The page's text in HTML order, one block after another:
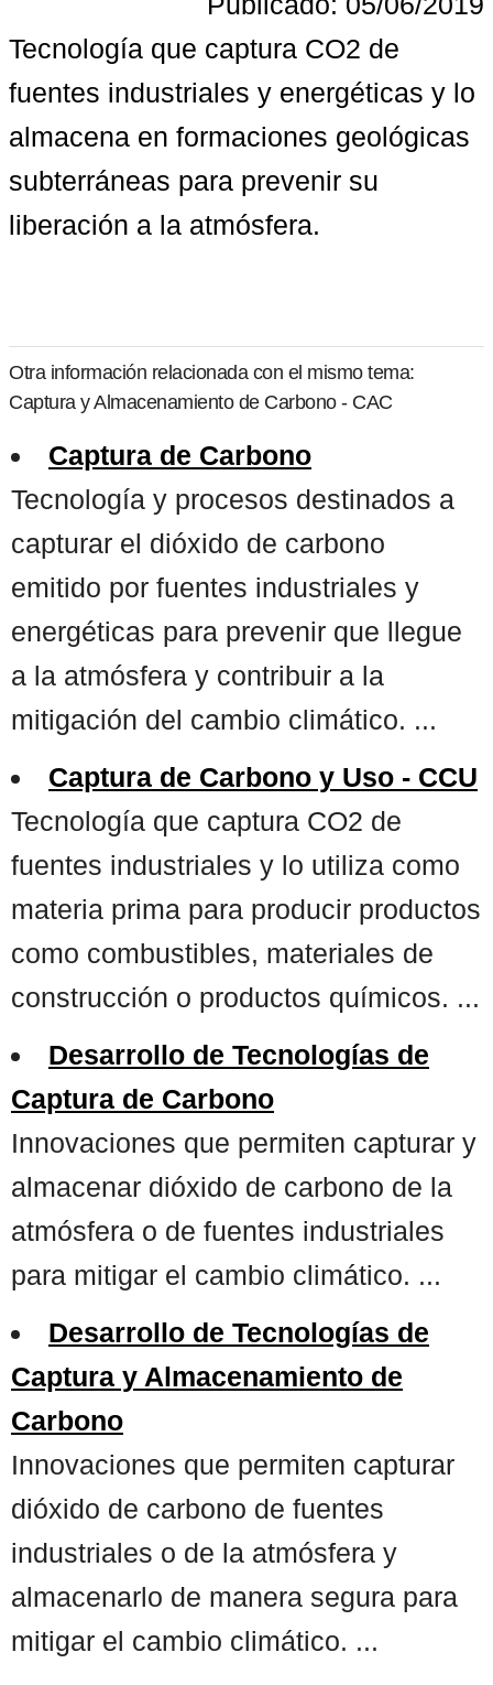
Tecnología que captura CO2 de
fuentes industriales y energéticas y lo
almacena en formaciones geológicas
subterráneas para prevenir su
liberación a la atmósfera.
Otra información relacionada con el mismo tema:
Captura y Almacenamiento de Carbono - CAC
Captura de Carbono
Tecnología y procesos destinados a
capturar el dióxido de carbono
emitido por fuentes industriales y
energéticas para prevenir que llegue
a la atmósfera y contribuir a la
mitigación del cambio climático. ...
Captura de Carbono y Uso - CCU
Tecnología que captura CO2 de
fuentes industriales y lo utiliza como
materia prima para producir productos
como combustibles, materiales de
construcción o productos químicos. ...
Desarrollo de Tecnologías de
Captura de Carbono
Innovaciones que permiten capturar y
almacenar dióxido de carbono de la
atmósfera o de fuentes industriales
para mitigar el cambio climático. ...
Desarrollo de Tecnologías de
Captura y Almacenamiento de
Carbono
Innovaciones que permiten capturar
dióxido de carbono de fuentes
industriales o de la atmósfera y
almacenarlo de manera segura para
mitigar el cambio climático. ...